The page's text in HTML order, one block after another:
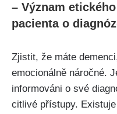
– Význam
pacienta o
Zjistit, že máte
emocionálně náročné.
informováni o své
citlivé přístupy.